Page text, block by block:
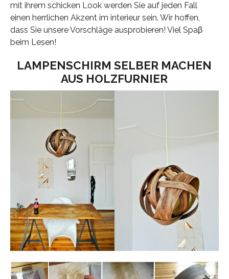
mit ihrem schicken Look werden Sie auf jeden Fall
einen herrlichen Akzent im interieur sein. Wir hoffen,
dass Sie unsere Vorschläge ausprobieren! Viel Spaβ
beim Lesen!
LAMPENSCHIRM SELBER MACHEN
AUS HOLZFURNIER